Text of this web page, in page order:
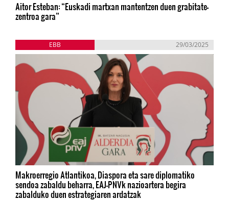
Aitor Esteban: “Euskadi martxan mantentzen duen grabitate-
zentroa gara”
EBB 29/03/2025
Makroerregio Atlantikoa, Diaspora eta sare diplomatiko
sendoa zabaldu beharra, EAJ-PNVk nazioartera begira
zabalduko duen estrategiaren ardatzak